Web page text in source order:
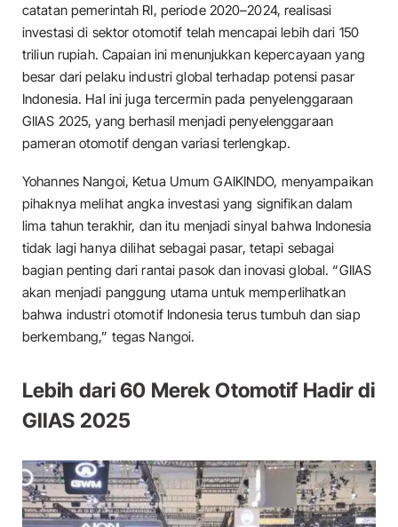
catatan pemerintah RI, periode 2020–2024, realisasi
investasi di sektor otomotif telah mencapai lebih dari 150
triliun rupiah. Capaian ini menunjukkan kepercayaan yang
besar dari pelaku industri global terhadap potensi pasar
Indonesia. Hal ini juga tercermin pada penyelenggaraan
GIIAS 2025, yang berhasil menjadi penyelenggaraan
pameran otomotif dengan variasi terlengkap.
Yohannes Nangoi, Ketua Umum GAIKINDO, menyampaikan
pihaknya melihat angka investasi yang signifikan dalam
lima tahun terakhir, dan itu menjadi sinyal bahwa Indonesia
tidak lagi hanya dilihat sebagai pasar, tetapi sebagai
bagian penting dari rantai pasok dan inovasi global. “GIIAS
akan menjadi panggung utama untuk memperlihatkan
bahwa industri otomotif Indonesia terus tumbuh dan siap
berkembang,” tegas Nangoi.
Lebih dari 60 Merek Otomotif Hadir di
GIIAS 2025